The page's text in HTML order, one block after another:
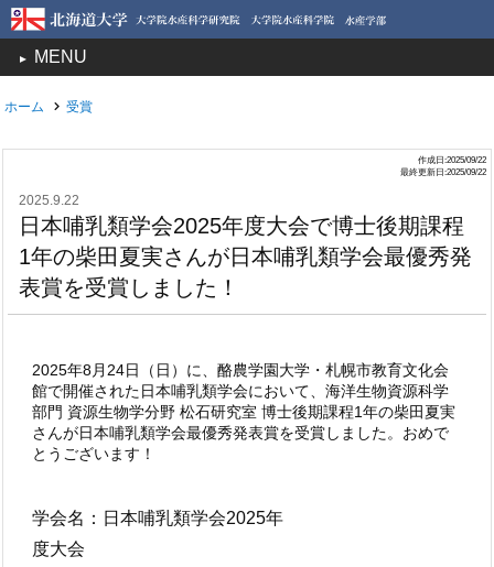
MENU
toggle
ホーム 受賞
作成日:2025/09/22
最終更新日:2025/09/22
2025.9.22
日本哺乳類学会2025年度大会で博士後期課程
1年の柴田夏実さんが日本哺乳類学会最優秀発
表賞を受賞しました！
2025年8月24日（日）に、酪農学園大学・札幌市教育文化会
館で開催された日本哺乳類学会において、海洋生物資源科学
部門 資源生物学分野 松石研究室 博士後期課程1年の柴田夏実
さんが日本哺乳類学会最優秀発表賞を受賞しました。おめで
とうございます！
学会名：日本哺乳類学会2025年
度大会